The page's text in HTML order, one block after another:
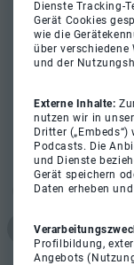
Dienste Tracking-
Gerät Cookies
wie die
über verschiedene
und der
Externe Inhalte:
nutzen wir in
Dritter
Podcasts. Die
und Dienste
Gerät speichern
Daten erheben
Profilbildung,
Angebots